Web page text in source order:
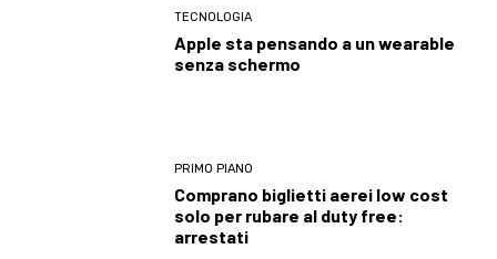
TECNOLOGIA
Apple sta pensando a un wearable
senza schermo
PRIMO PIANO
Comprano biglietti aerei low cost
solo per rubare al duty free:
arrestati